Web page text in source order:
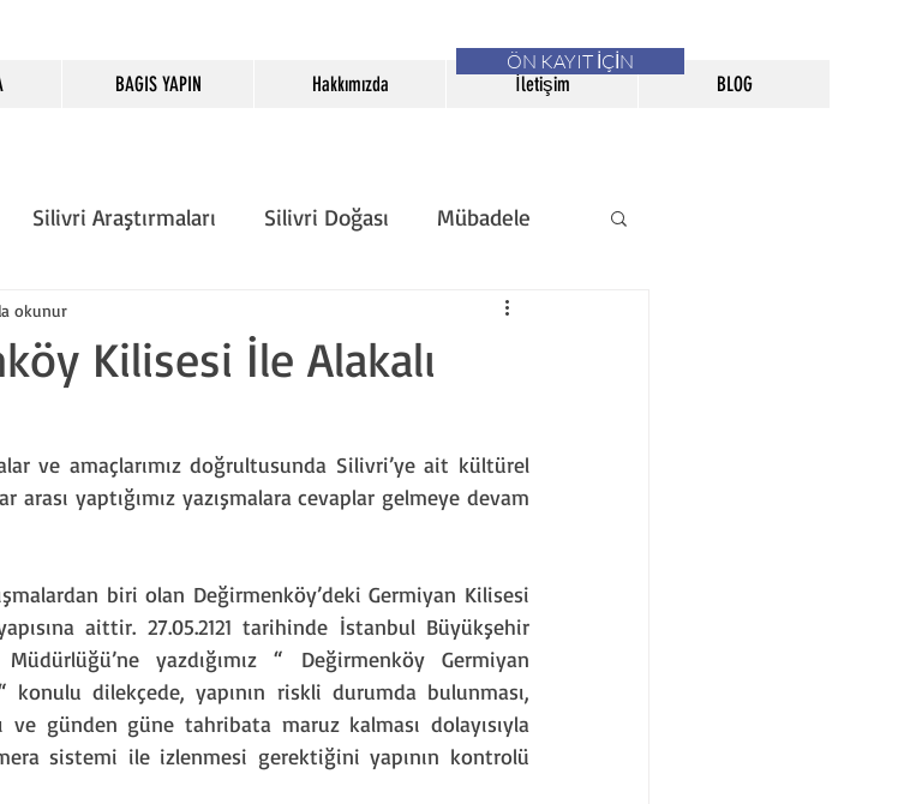
ÖN KAYIT İÇİN
BAGIS YAPIN Hakkımızda İletişim BLOG
Silivri Araştırmaları Silivri Doğası Mübadele
Köşe Yazarları
Kilisesi İle Alakalı
okunur
ve amaçlarımız doğrultusunda Silivri’ye ait kültürel
arası yaptığımız yazışmalara cevaplar gelmeye devam
biri olan Değirmenköy’deki Germiyan Kilisesi
aittir. 27.05.2121 tarihinde İstanbul Büyükşehir
yazdığımız “ Değirmenköy Germiyan
konulu dilekçede, yapının riskli durumda bulunması,
ve günden güne tahribata maruz kalması dolayısıyla
sistemi ile izlenmesi gerektiğini yapının kontrolü